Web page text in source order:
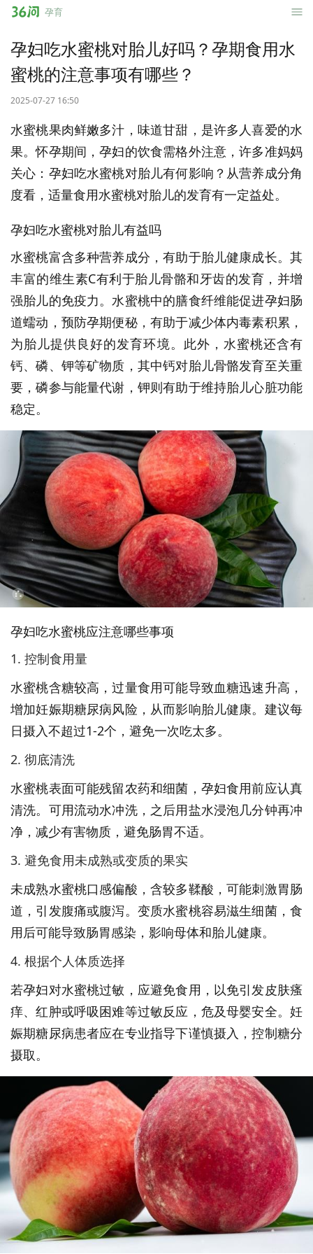
36
孕育
孕妇吃水蜜桃对胎儿好吗？孕期食用水
蜜桃的注意事项有哪些？
2025-07-27 16:50
水蜜桃果肉鲜嫩多汁，味道甘甜，是许多人喜爱的水
果。怀孕期间，孕妇的饮食需格外注意，许多准妈妈
关心：孕妇吃水蜜桃对胎儿有何影响？从营养成分角
度看，适量食用水蜜桃对胎儿的发育有一定益处。
孕妇吃水蜜桃对胎儿有益吗
水蜜桃富含多种营养成分，有助于胎儿健康成长。其
丰富的维生素C有利于胎儿骨骼和牙齿的发育，并增
强胎儿的免疫力。水蜜桃中的膳食纤维能促进孕妇肠
道蠕动，预防孕期便秘，有助于减少体内毒素积累，
为胎儿提供良好的发育环境。此外，水蜜桃还含有
钙、磷、钾等矿物质，其中钙对胎儿骨骼发育至关重
要，磷参与能量代谢，钾则有助于维持胎儿心脏功能
稳定。
孕妇吃水蜜桃应注意哪些事项
1. 控制食用量
水蜜桃含糖较高，过量食用可能导致血糖迅速升高，
增加妊娠期糖尿病风险，从而影响胎儿健康。建议每
日摄入不超过1-2个，避免一次吃太多。
2. 彻底清洗
水蜜桃表面可能残留农药和细菌，孕妇食用前应认真
清洗。可用流动水冲洗，之后用盐水浸泡几分钟再冲
净，减少有害物质，避免肠胃不适。
3. 避免食用未成熟或变质的果实
未成熟水蜜桃口感偏酸，含较多鞣酸，可能刺激胃肠
道，引发腹痛或腹泻。变质水蜜桃容易滋生细菌，食
用后可能导致肠胃感染，影响母体和胎儿健康。
4. 根据个人体质选择
若孕妇对水蜜桃过敏，应避免食用，以免引发皮肤瘙
痒、红肿或呼吸困难等过敏反应，危及母婴安全。妊
娠期糖尿病患者应在专业指导下谨慎摄入，控制糖分
摄取。